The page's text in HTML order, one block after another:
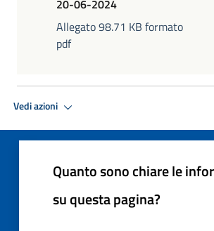
20-06-2024
Allegato 98.71 KB formato
pdf
Vedi azioni
Quanto sono chiare le
su questa pagina?